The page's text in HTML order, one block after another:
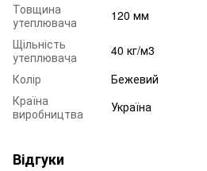
Товщина
утеплювача
120 мм
Щільність
утеплювача
40 кг/м3
Колір
Бежевий
Країна
виробництва
Україна
Відгуки